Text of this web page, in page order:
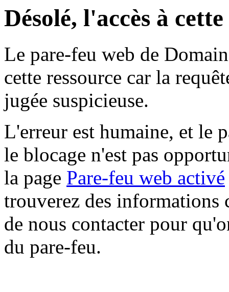
Désolé, l'accès à
Le pare-feu web de
cette ressource car la
jugée suspicieuse.
L'erreur est humaine, et le
le blocage n'est pas
la page Pare-feu web activé
trouverez des informations
de nous contacter pour
du pare-feu.